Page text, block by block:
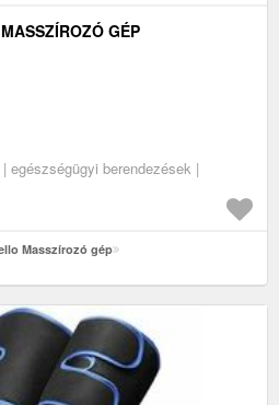
GÉP
egészségügyi berendezések |
Masszírozó gép